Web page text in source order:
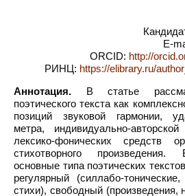
E-
ORCID: http://
РИНЦ: https://elibrary.ru/
Аннотация. В статье
поэтического текста как
позиций звуковой гармонии,
метра, индивидуально-
лексико-фонических средств
стихотворного
основные типа поэтических
регулярный (силлабо-
стихи), свободный